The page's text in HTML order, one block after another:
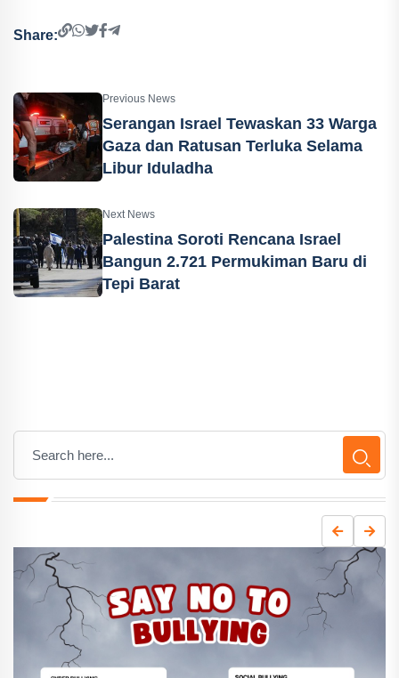
Share:
Previous News
Serangan Israel Tewaskan 33 Warga
Gaza dan Ratusan Terluka Selama
Libur Iduladha
Next News
Palestina Soroti Rencana Israel
Bangun 2.721 Permukiman Baru di
Tepi Barat